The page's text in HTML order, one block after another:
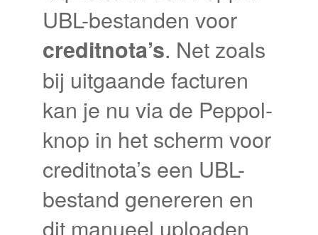
UBL-bestanden voor
creditnota’s. Net zoals
bij uitgaande facturen
kan je nu via de Peppol-
knop in het scherm voor
creditnota’s een UBL-
bestand genereren en
dit manueel uploaden